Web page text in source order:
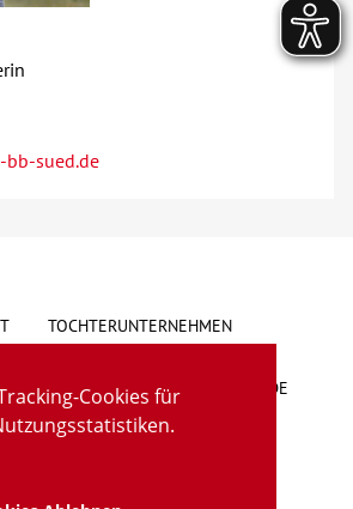
Cookies für
sued.de
TOCHTERUNTERNEHMEN
VORSCHLAG/BESCHWERDE